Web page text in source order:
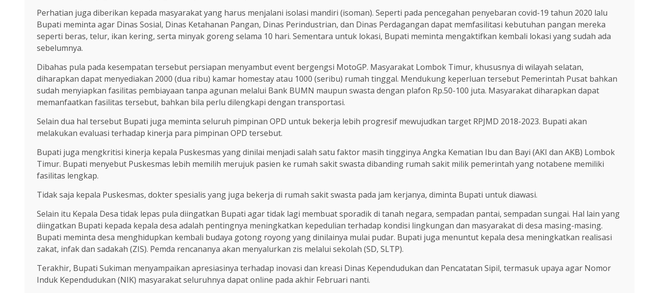
Perhatian juga diberikan kepada masyarakat yang harus menjalani isolasi mandiri (isoman). Seperti pada pencegahan penyebaran covid-19 tahun 2020 lalu
Bupati meminta agar Dinas Sosial, Dinas Ketahanan Pangan, Dinas Perindustrian, dan Dinas Perdagangan dapat memfasilitasi kebutuhan pangan mereka
seperti beras, telur, ikan kering, serta minyak goreng selama 10 hari. Sementara untuk lokasi, Bupati meminta mengaktifkan kembali lokasi yang sudah ada
sebelumnya.
Dibahas pula pada kesempatan tersebut persiapan menyambut event bergengsi MotoGP. Masyarakat Lombok Timur, khususnya di wilayah selatan,
diharapkan dapat menyediakan 2000 (dua ribu) kamar homestay atau 1000 (seribu) rumah tinggal. Mendukung keperluan tersebut Pemerintah Pusat bahkan
sudah menyiapkan fasilitas pembiayaan tanpa agunan melalui Bank BUMN maupun swasta dengan plafon Rp.50-100 juta. Masyarakat diharapkan dapat
memanfaatkan fasilitas tersebut, bahkan bila perlu dilengkapi dengan transportasi.
Selain dua hal tersebut Bupati juga meminta seluruh pimpinan OPD untuk bekerja lebih progresif mewujudkan target RPJMD 2018-2023. Bupati akan
melakukan evaluasi terhadap kinerja para pimpinan OPD tersebut.
Bupati juga mengkritisi kinerja kepala Puskesmas yang dinilai menjadi salah satu faktor masih tingginya Angka Kematian Ibu dan Bayi (AKI dan AKB) Lombok
Timur. Bupati menyebut Puskesmas lebih memilih merujuk pasien ke rumah sakit swasta dibanding rumah sakit milik pemerintah yang notabene memiliki
fasilitas lengkap.
Tidak saja kepala Puskesmas, dokter spesialis yang juga bekerja di rumah sakit swasta pada jam kerjanya, diminta Bupati untuk diawasi.
Selain itu Kepala Desa tidak lepas pula diingatkan Bupati agar tidak lagi membuat sporadik di tanah negara, sempadan pantai, sempadan sungai. Hal lain yang
diingatkan Bupati kepada kepala desa adalah pentingnya meningkatkan kepedulian terhadap kondisi lingkungan dan masyarakat di desa masing-masing.
Bupati meminta desa menghidupkan kembali budaya gotong royong yang dinilainya mulai pudar. Bupati juga menuntut kepala desa meningkatkan realisasi
zakat, infak dan sadakah (ZIS). Pemda rencananya akan menyalurkan zis melalui sekolah (SD, SLTP).
Terakhir, Bupati Sukiman menyampaikan apresiasinya terhadap inovasi dan kreasi Dinas Kependudukan dan Pencatatan Sipil, termasuk upaya agar Nomor
Induk Kependudukan (NIK) masyarakat seluruhnya dapat online pada akhir Februari nanti.